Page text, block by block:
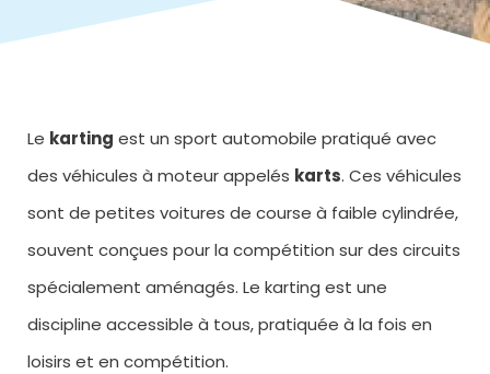
Le karting est un sport automobile pratiqué avec
des véhicules à moteur appelés karts. Ces véhicules
sont de petites voitures de course à faible cylindrée,
souvent conçues pour la compétition sur des circuits
spécialement aménagés. Le karting est une
discipline accessible à tous, pratiquée à la fois en
loisirs et en compétition.